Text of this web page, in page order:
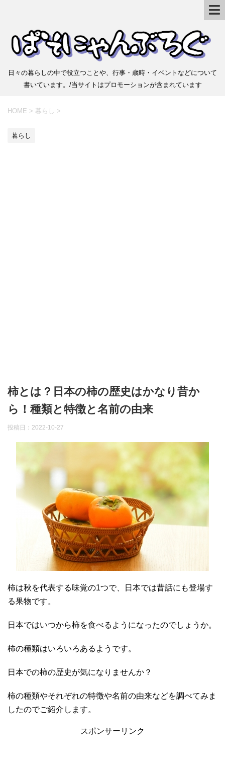
日々の暮らしの中で役立つことや、行事・歳時・イベントなどについて
書いています。/当サイトはプロモーションが含まれています
HOME > 暮らし >
暮らし
柿とは？日本の柿の歴史はかなり昔か
ら！種類と特徴と名前の由来
投稿日： 2022-10-27
柿は秋を代表する味覚の1つで、日本では昔話にも登場す
る果物です。
日本ではいつから柿を食べるようになったのでしょうか。
柿の種類はいろいろあるようです。
日本での柿の歴史が気になりませんか？
柿の種類やそれぞれの特徴や名前の由来などを調べてみま
したのでご紹介します。
スポンサーリンク